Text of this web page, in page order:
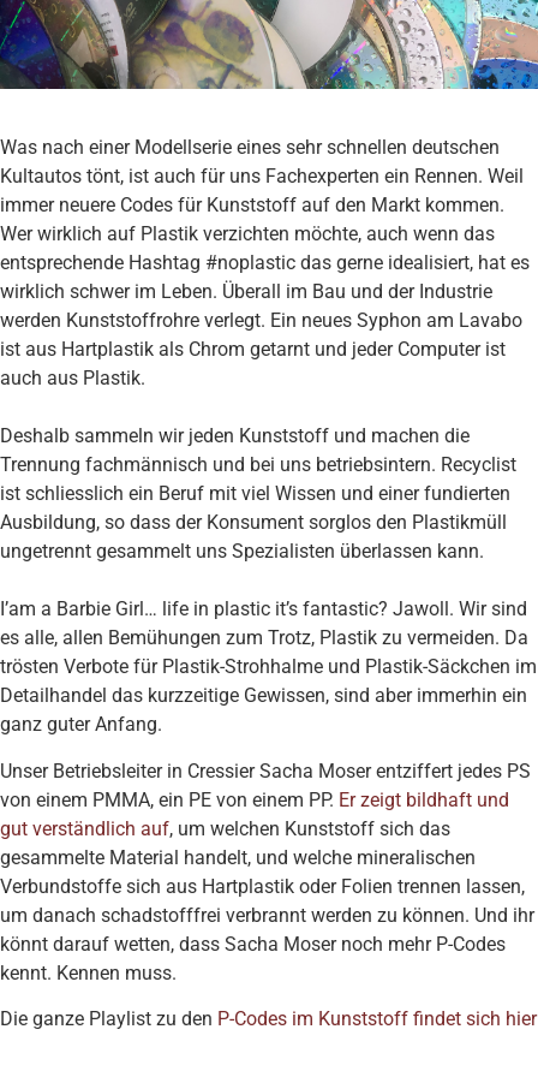
Was nach einer Modellserie eines sehr schnellen deutschen
Kultautos tönt, ist auch für uns Fachexperten ein Rennen. Weil
immer neuere Codes für Kunststoff auf den Markt kommen.
Wer wirklich auf Plastik verzichten möchte, auch wenn das
entsprechende Hashtag #noplastic das gerne idealisiert, hat es
wirklich schwer im Leben. Überall im Bau und der Industrie
werden Kunststoffrohre verlegt. Ein neues Syphon am Lavabo
ist aus Hartplastik als Chrom getarnt und jeder Computer ist
auch aus Plastik.
Deshalb sammeln wir jeden Kunststoff und machen die
Trennung fachmännisch und bei uns betriebsintern. Recyclist
ist schliesslich ein Beruf mit viel Wissen und einer fundierten
Ausbildung, so dass der Konsument sorglos den Plastikmüll
ungetrennt gesammelt uns Spezialisten überlassen kann.
I’am a Barbie Girl… life in plastic it’s fantastic? Jawoll. Wir sind
es alle, allen Bemühungen zum Trotz, Plastik zu vermeiden. Da
trösten Verbote für Plastik-Strohhalme und Plastik-Säckchen im
Detailhandel das kurzzeitige Gewissen, sind aber immerhin ein
ganz guter Anfang.
Unser Betriebsleiter in Cressier Sacha Moser entziffert jedes PS
von einem PMMA, ein PE von einem PP. Er zeigt bildhaft und
gut verständlich auf, um welchen Kunststoff sich das
gesammelte Material handelt, und welche mineralischen
Verbundstoffe sich aus Hartplastik oder Folien trennen lassen,
um danach schadstofffrei verbrannt werden zu können. Und ihr
könnt darauf wetten, dass Sacha Moser noch mehr P-Codes
kennt. Kennen muss.
Die ganze Playlist zu den P-Codes im Kunststoff findet sich hier